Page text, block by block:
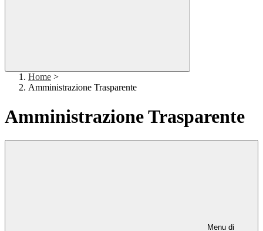
Home >
Amministrazione Trasparente
Amministrazione Trasparente
Menu di